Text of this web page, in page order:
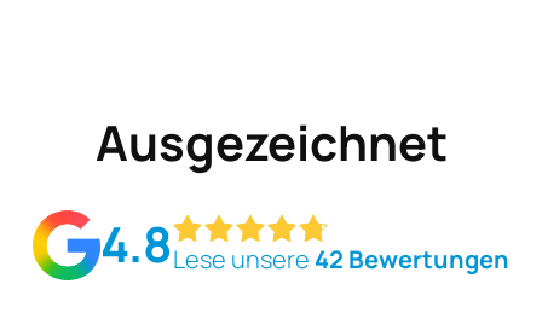
Ausgezeichnet
4.8Lese unsere 42 Bewertungen